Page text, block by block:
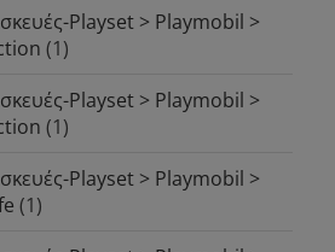
Playset > Playmobil >
(1)
Playset > Playmobil >
(1)
Playset > Playmobil >
(1)